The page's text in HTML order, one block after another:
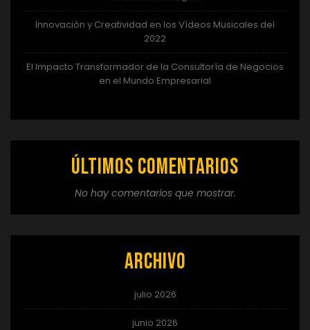
Innovación y Creatividad en los Vídeos Musicales del
2022
El Impacto Transformador de la Consultoría de Negocios
en el Mundo Empresarial
Últimos comentarios
No hay comentarios que mostrar.
Archivo
julio 2026
junio 2026